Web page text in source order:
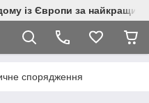
із Європи за
спорядження